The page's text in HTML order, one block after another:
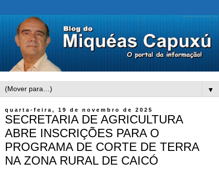
▼
quarta-feira, 19 de novembro de 2025
SECRETARIA DE AGRICULTURA
ABRE INSCRIÇÕES PARA O
PROGRAMA DE CORTE DE TERRA
NA ZONA RURAL DE CAICÓ